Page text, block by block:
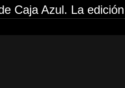
Caja Azul. La